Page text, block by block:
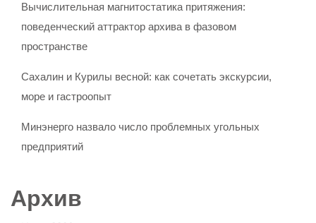
Вычислительная магнитостатика притяжения:
поведенческий аттрактор архива в фазовом
пространстве
Сахалин и Курилы весной: как сочетать экскурсии,
море и гастроопыт
Минэнерго назвало число проблемных угольных
предприятий
Архив